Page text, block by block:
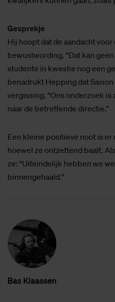
Gesprekje
Hij hoopt dat de aandacht
bewustwording. “Dat kan
studente in kwestie nog een
benadrukt Hepping dat
vergissing. “Ons onderzoek is
naar de betreffende directie.”
Een kleine positieve noot is er
hoewel ze ontzettend baalt.
ze: “Uiteindelijk hebben we
binnengehaald.”
Bas Klaas­sen